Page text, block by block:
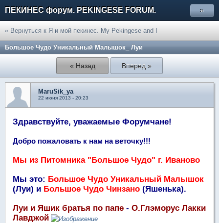
ПЕКИНЕС форум. PEKINGESE FORUM. »
« Вернуться к Я и мой пекинес. My Pekingese and I
Большое Чудо Уникальный Малышок_ Луи
« Назад Вперед »
MaruSik_ya
22 июня 2013 - 20:23
Здравствуйте, уважаемые Форумчане!
Добро пожаловать к нам на веточку!!!
Мы из Питомника "Большое Чудо" г. Иваново
Мы это: Большое Чудо Уникальный Малышок
(Луи) и Большое Чудо Чинзано (Яшенька).
Луи и Яшик братья по папе - О.Глэморус Лакки
Лавджой